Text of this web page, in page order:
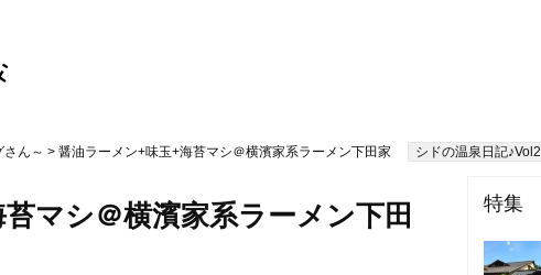
ん～ > 醤油ラーメン+味玉+海苔マシ＠横濱家系ラーメン下田家 シドの温泉日記♪Vol2
マシ＠横濱家系ラーメン下田
特集